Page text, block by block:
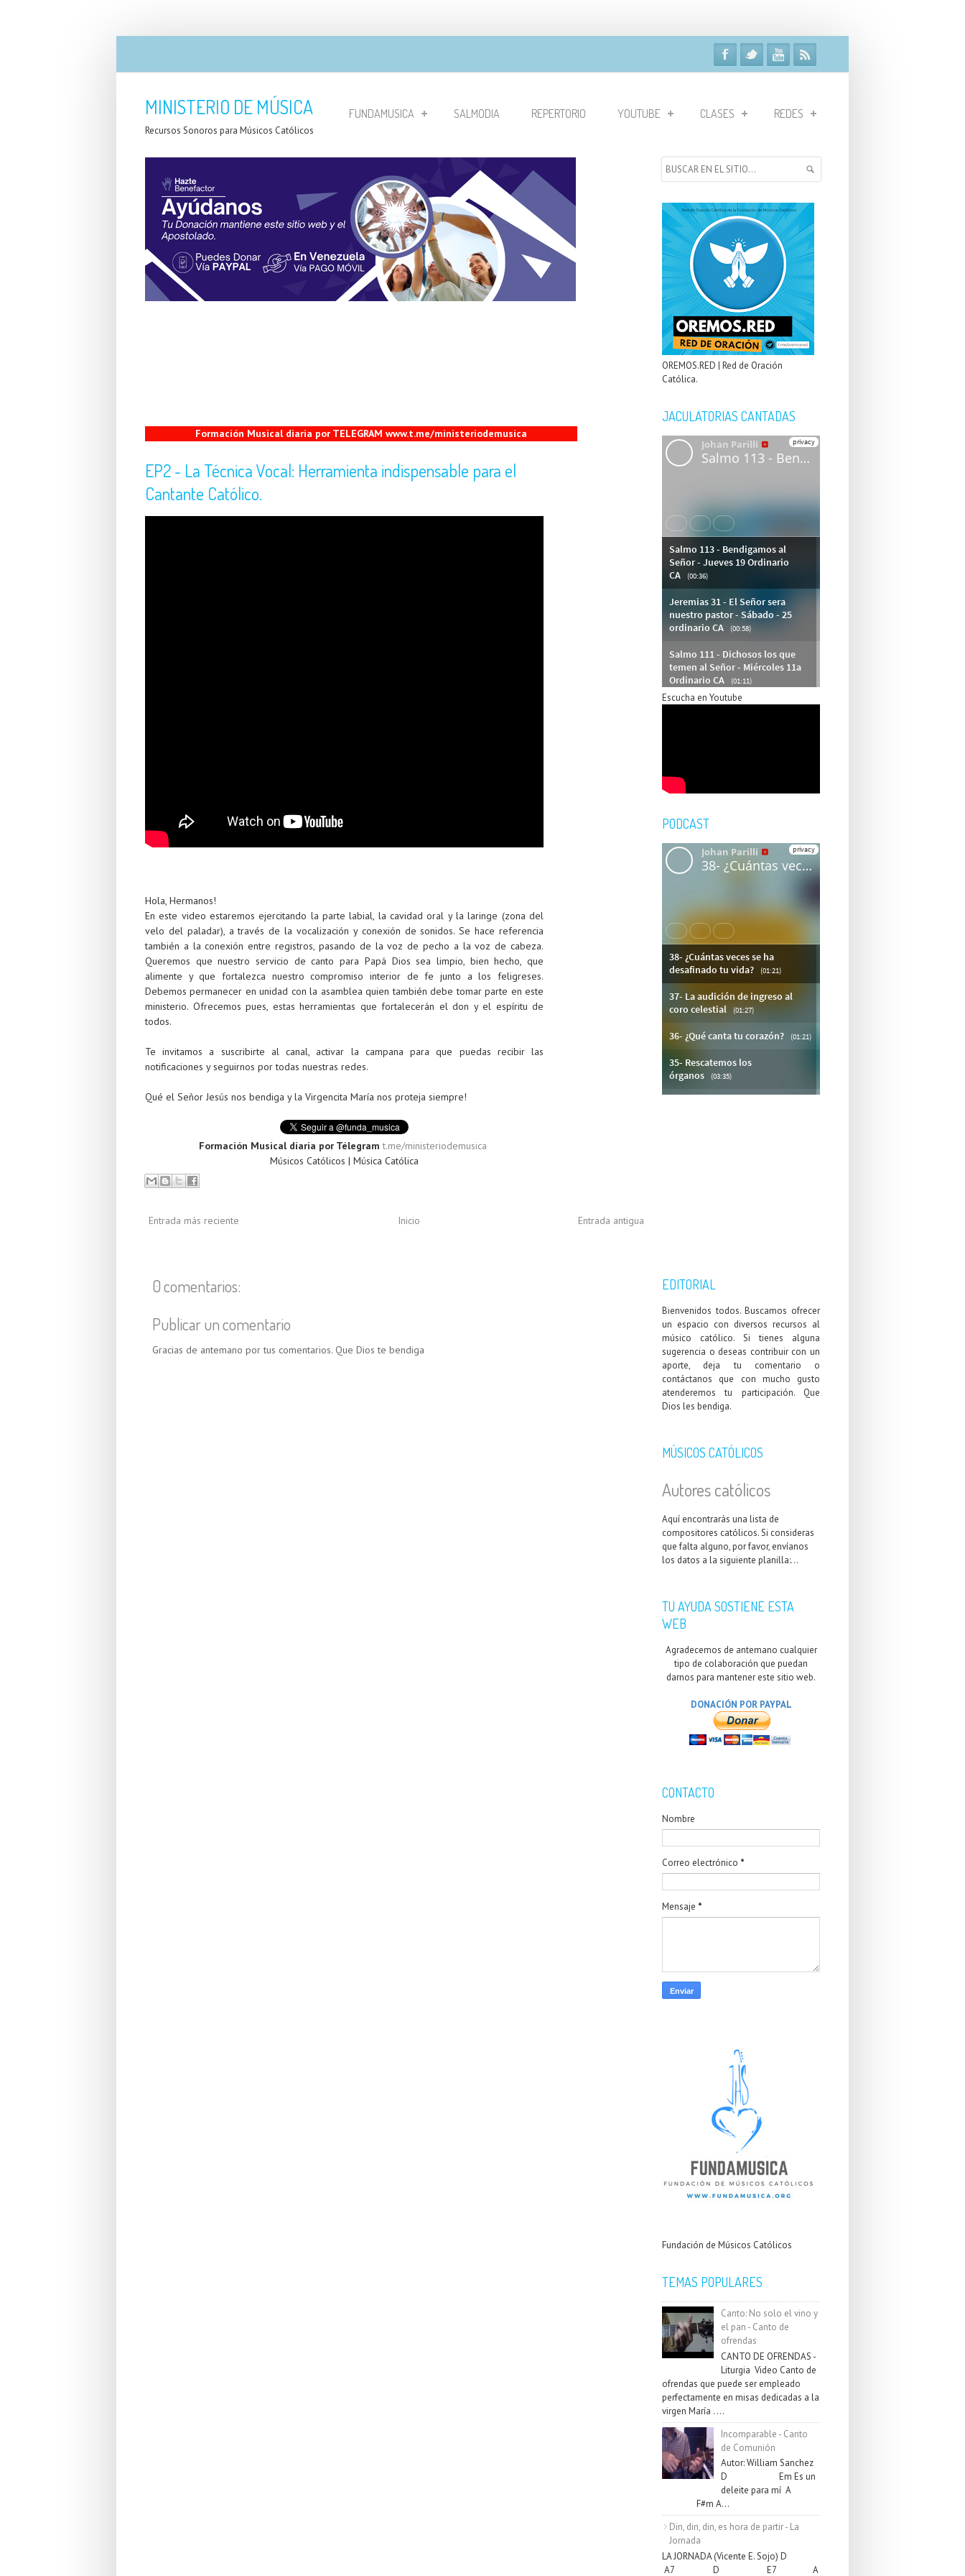
MINISTERIO DE MÚSICA
Recursos Sonoros para Músicos Católicos
FUNDAMUSICA SALMODIA REPERTORIO YOUTUBE CLASES REDES
Formación Musical diaria por TELEGRAM www.t.me/ministeriodemusica
EP2 - La Técnica Vocal: Herramienta indispensable para el
Cantante Católico.
Hola, Hermanos!
En este video estaremos ejercitando la parte labial, la cavidad oral y la laringe (zona del
velo del paladar), a través de la vocalización y conexión de sonidos. Se hace referencia
también a la conexión entre registros, pasando de la voz de pecho a la voz de cabeza.
Queremos que nuestro servicio de canto para Papá Dios sea limpio, bien hecho, que
alimente y que fortalezca nuestro compromiso interior de fe junto a los feligreses.
Debemos permanecer en unidad con la asamblea quien también debe tomar parte en este
ministerio. Ofrecemos pues, estas herramientas que fortalecerán el don y el espíritu de
todos.
Te invitamos a suscribirte al canal, activar la campana para que puedas recibir las
notificaciones y seguirnos por todas nuestras redes.
Qué el Señor Jesús nos bendiga y la Virgencita María nos proteja siempre!
Formación Musical diaria por Télegram t.me/ministeriodemusica
Músicos Católicos | Música Católica
Entrada más reciente Entrada antigua
Inicio
0 comentarios:
Publicar un comentario
Gracias de antemano por tus comentarios. Que Dios te bendiga
OREMOS.RED | Red de Oración
Católica.
JACULATORIAS CANTADAS
Escucha en Youtube
PODCAST
EDITORIAL
Bienvenidos todos. Buscamos ofrecer
un espacio con diversos recursos al
músico católico. Si tienes alguna
sugerencia o deseas contribuir con un
aporte, deja tu comentario o
contáctanos que con mucho gusto
atenderemos tu participación. Que
Dios les bendiga.
MÚSICOS CATÓLICOS
Autores católicos
Aquí encontrarás una lista de
compositores católicos. Si consideras
que falta alguno, por favor, envíanos
los datos a la siguiente planilla:...
TU AYUDA SOSTIENE ESTA
WEB
Agradecemos de antemano cualquier
tipo de colaboración que puedan
darnos para mantener este sitio web.
DONACIÓN POR PAYPAL
CONTACTO
Nombre
Correo electrónico *
Mensaje *
Fundación de Músicos Católicos
TEMAS POPULARES
Canto: No solo el vino y
el pan - Canto de
ofrendas
CANTO DE OFRENDAS -
Liturgia Video Canto de
ofrendas que puede ser empleado
perfectamente en misas dedicadas a la
virgen María . ...
Incomparable - Canto
de Comunión
Autor: William Sanchez
D Em Es un
deleite para mí A
F#m A...
Din, din, din, es hora de partir - La
Jornada
LA JORNADA (Vicente E. Sojo) D
A7 D E7 A